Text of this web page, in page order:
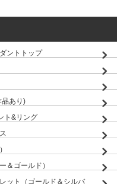
ントトップ
品あり)
ト&リング
＆ゴールド）
ット（ゴールド＆シルバ